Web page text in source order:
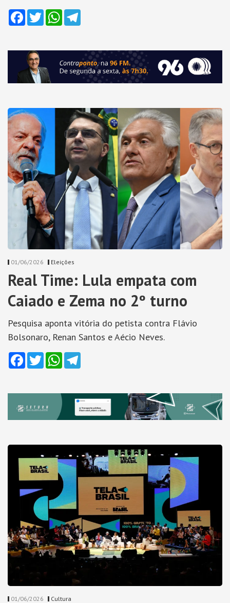
Facebook
TwitterWhatsApp
01/06/2026 Eleições
Real Time: Lula empata com
Caiado e Zema no 2º turno
Pesquisa aponta vitória do petista contra Flávio
Bolsonaro, Renan Santos e Aécio Neves.
Facebook
TwitterWhatsApp
01/06/2026 Cultura